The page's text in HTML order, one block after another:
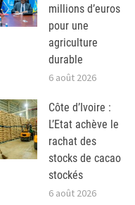
millions d’euros
pour une
agriculture
durable
6 août 2026
Côte d’Ivoire :
L’Etat achève le
rachat des
stocks de cacao
stockés
6 août 2026